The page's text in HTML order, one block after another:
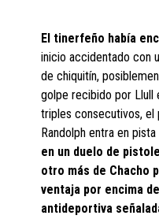
El tinerfeño había
inicio accidentado con
de chiquitín,
golpe recibido por Llull
triples consecutivos, el
Randolph entra en
en un duelo de
otro más de Chacho
ventaja por encima
antideportiva